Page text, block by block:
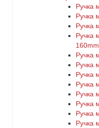
Ручка
Ручка
Ручка
Ручка
160mm
Ручка
Ручка
Ручка
Ручка
Ручка
Ручка
Ручка
Ручка